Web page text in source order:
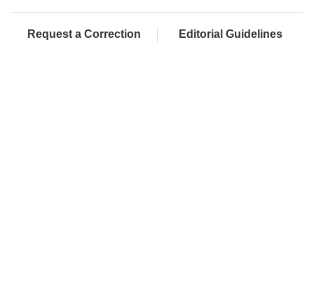
Request a Correction Editorial Guidelines